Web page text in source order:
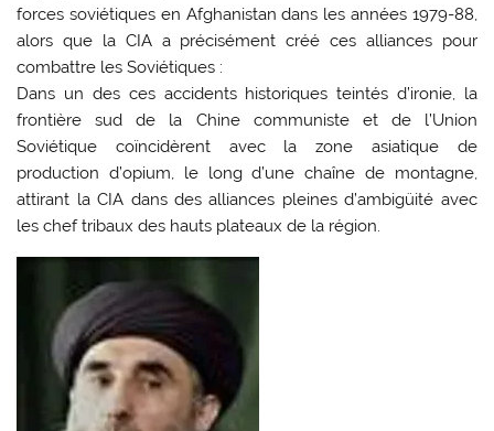
forces soviétiques en Afghanistan dans les années 1979-88,
alors que la CIA a précisément créé ces alliances pour
combattre les Soviétiques :
Dans un des ces accidents historiques teintés d’ironie, la
frontière sud de la Chine communiste et de l’Union
Soviétique coïncidèrent avec la zone asiatique de
production d’opium, le long d’une chaîne de montagne,
attirant la CIA dans des alliances pleines d’ambigüité avec
les chef tribaux des hauts plateaux de la région.